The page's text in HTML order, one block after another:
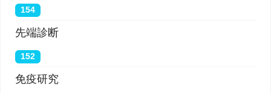
154
先端診断
152
免疫研究